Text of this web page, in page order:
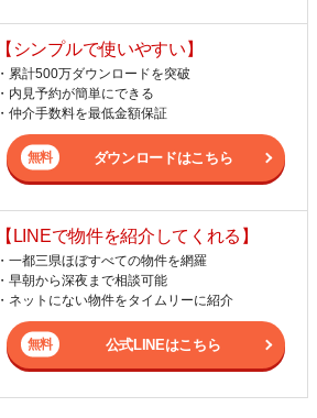
【シンプルで使いやすい】
・累計500万ダウンロードを突破
・内見予約が簡単にできる
・仲介手数料を最低金額保証
ダウンロードはこちら
【LINEで物件を紹介してくれる】
・一都三県ほぼすべての物件を網羅
・早朝から深夜まで相談可能
・ネットにない物件をタイムリーに紹介
公式LINEはこちら